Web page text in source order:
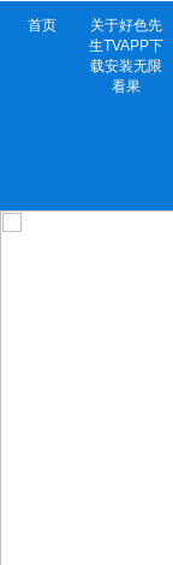
首页
关于好色先
生TVAPP下
载安装无限
看果